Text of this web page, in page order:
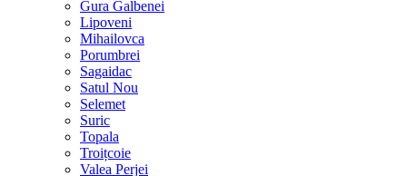
Gura Galbenei
Lipoveni
Mihailovca
Porumbrei
Sagaidac
Satul Nou
Selemet
Suric
Topala
Troițcoie
Valea Perjei